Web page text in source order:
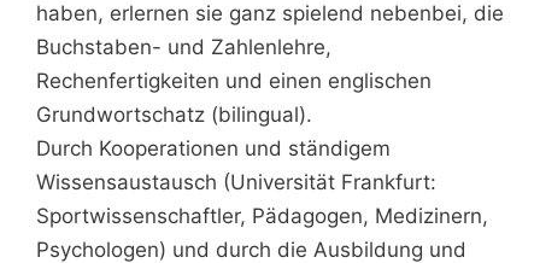
haben, erlernen sie ganz spielend nebenbei, die
Buchstaben- und Zahlenlehre,
Rechenfertigkeiten und einen englischen
Grundwortschatz (bilingual).
Durch Kooperationen und ständigem
Wissensaustausch (Universität Frankfurt:
Sportwissenschaftler, Pädagogen, Medizinern,
Psychologen) und durch die Ausbildung und